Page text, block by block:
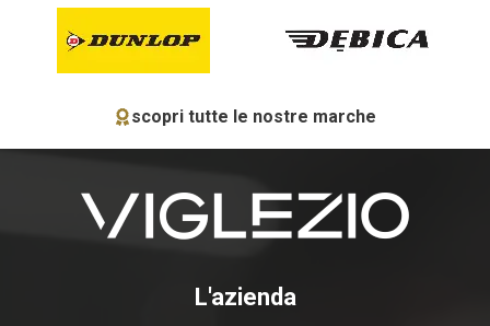
scopri tutte le nostre marche
L'azienda